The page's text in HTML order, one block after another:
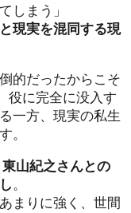
しまう」
現実を混同する現
的だったからこそ
役に完全に没入す
一方、現実の私生
。
東山紀之さんとの
まりに強く、世間